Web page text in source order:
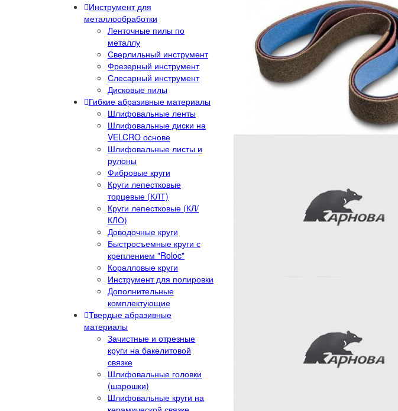
Инструмент для
металлообработки
Ленточные пилы по
металлу
Сверлильный инструмент
Фрезерный инструмент
Слесарный инструмент
Дисковые пилы
Гибкие абразивные материалы
Шлифовальные ленты
Шлифовальные диски на
VELCRO основе
Шлифовальные листы и
рулоны
Фибровые круги
Круги лепестковые
торцевые (КЛТ)
Круги лепестковые (КЛ/
КЛО)
Доводочные круги
Быстросъемные круги с
креплением "Roloc"
Коралловые круги
Инструмент для полировки
Дополнительные
комплектующие
Твердые абразивные
материалы
Зачистные и отрезные
круги на бакелитовой
связке
Шлифовальные головки
(шарошки)
Шлифовальные круги на